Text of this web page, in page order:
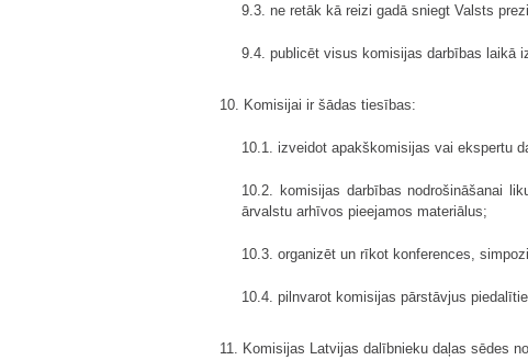
9.3. ne retāk kā reizi gadā sniegt Valsts
9.4. publicēt visus komisijas darbības laikā
10. Komisijai ir šādas tiesības:
10.1. izveidot apakškomisijas vai ekspertu
10.2. komisijas darbības nodrošināšanai
ārvalstu arhīvos pieejamos materiālus;
10.3. organizēt un rīkot konferences,
10.4. pilnvarot komisijas pārstāvjus
11. Komisijas Latvijas dalībnieku daļas sēdes